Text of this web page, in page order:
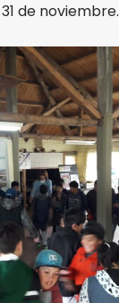
de noviembre.